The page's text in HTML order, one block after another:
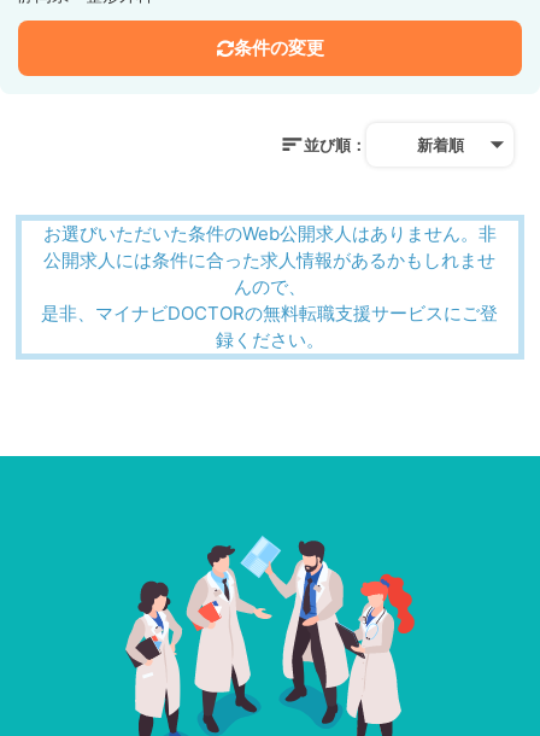
条件の変更
並び順： 新着順
お選びいただいた条件のWeb公開求人はありません。非
公開求人には条件に合った求人情報があるかもしれませ
んので、
是非、マイナビDOCTORの無料転職支援サービスにご登
録ください。